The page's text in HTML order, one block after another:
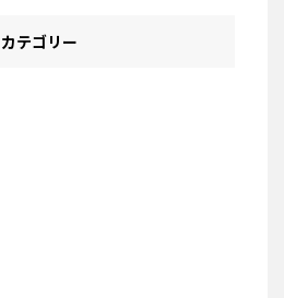
カテゴリー